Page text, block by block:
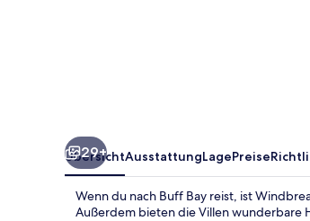
29+
ÜbersichtAusstattungLagePreise
Wenn du nach Buff Bay reist, ist
Außerdem bieten die Villen wunderbare